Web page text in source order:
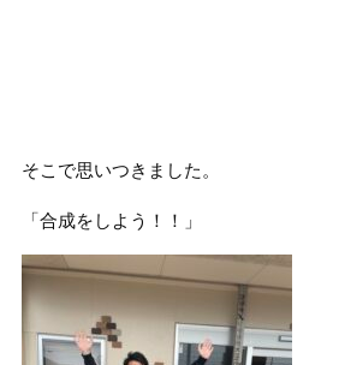
そこで思いつきました。
「合成をしよう！！」